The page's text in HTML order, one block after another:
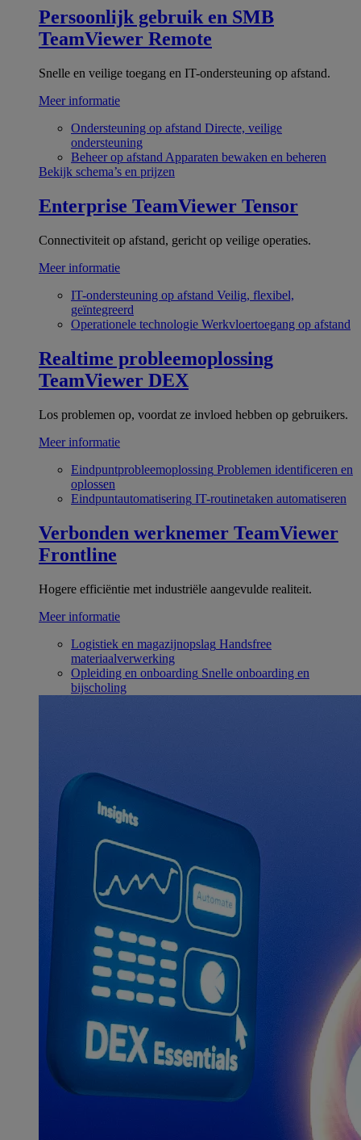
Persoonlijk gebruik en SMB
TeamViewer Remote
Snelle en veilige toegang en IT-ondersteuning op afstand.
Meer informatie
Ondersteuning op afstand Directe, veilige
ondersteuning
Beheer op afstand Apparaten bewaken en beheren
Bekijk schema’s en prijzen
Enterprise TeamViewer Tensor
Connectiviteit op afstand, gericht op veilige operaties.
Meer informatie
IT-ondersteuning op afstand Veilig, flexibel,
geïntegreerd
Operationele technologie Werkvloertoegang op afstand
Realtime probleemoplossing
TeamViewer DEX
Los problemen op, voordat ze invloed hebben op gebruikers.
Meer informatie
Eindpuntprobleemoplossing Problemen identificeren en
oplossen
Eindpuntautomatisering IT-routinetaken automatiseren
Verbonden werknemer TeamViewer
Frontline
Hogere efficiëntie met industriële aangevulde realiteit.
Meer informatie
Logistiek en magazijnopslag Handsfree
materiaalverwerking
Opleiding en onboarding Snelle onboarding en
bijscholing